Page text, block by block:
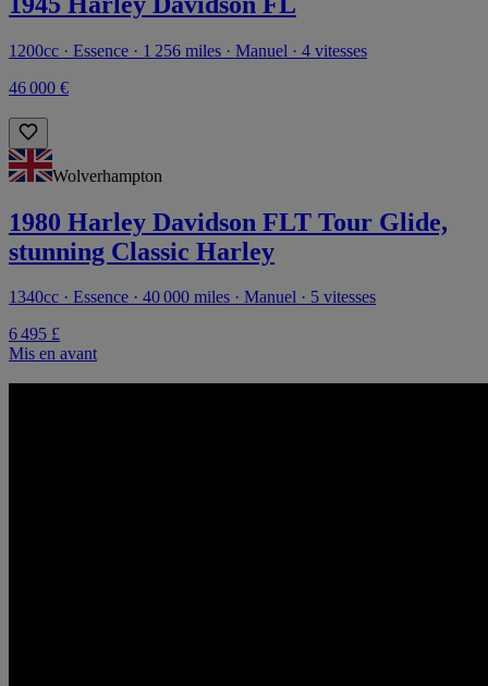
1200cc · Essence · 1 256 miles · Manuel · 4 vitesses
46 000 €
Wolverhampton
1980 Harley Davidson FLT Tour Glide,
stunning Classic Harley
1340cc · Essence · 40 000 miles · Manuel · 5 vitesses
6 495 £
Mis en avant